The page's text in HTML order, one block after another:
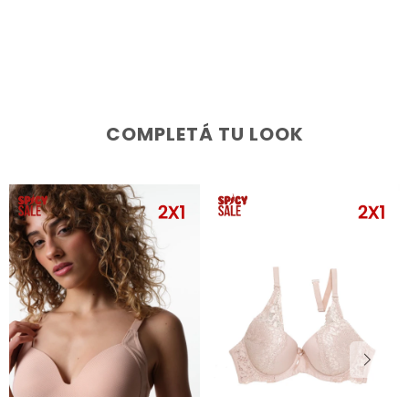
COMPLETÁ TU LOOK